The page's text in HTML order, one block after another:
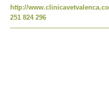
http://
251 824 296